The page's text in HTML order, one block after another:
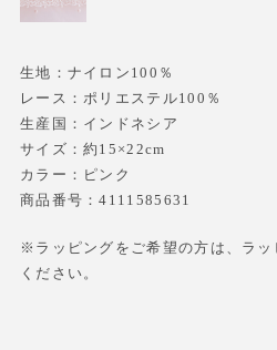
生地：ナイロン100％
レース：ポリエステル100％
生産国：インドネシア
サイズ：約15×22cm
カラー：ピンク
商品番号：4111585631
※ラッピングをご希望の方は、ラッ
ください。